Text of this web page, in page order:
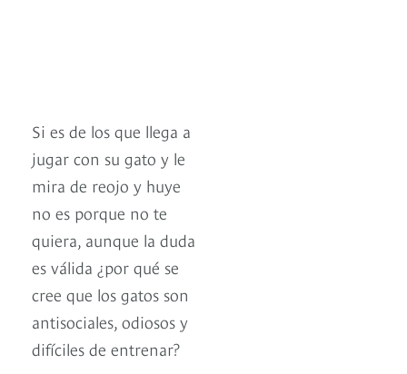
Si es de los que llega a
jugar con su gato y le
mira de reojo y huye
no es porque no te
quiera, aunque la duda
es válida ¿por qué se
cree que los gatos son
antisociales, odiosos y
difíciles de entrenar?